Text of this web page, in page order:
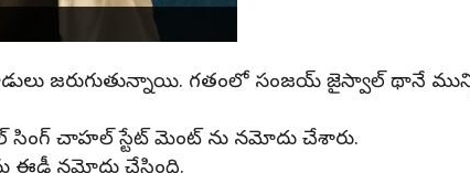
జరుగుతున్నాయి. గతంలో సంజయ్ జైస్వాల్ థానే
చాహల్ స్టేట్ మెంట్ ను నమోదు చేశారు.